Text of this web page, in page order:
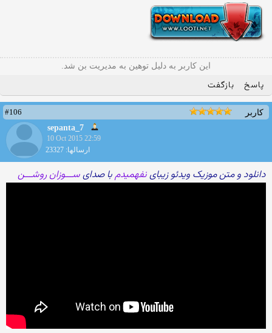
این کاربر به دلیل توهین به مدیریت بن شد.
پاسخ بازگفت
کاربر
#106
sepanta_7
10 Oct 2015 22:59
ارسالها: 23327
دانلود و متن موزیک ویدئو زیباینفهمیدمبا صدایســـوزان روشـــن